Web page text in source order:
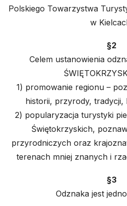
Polskiego Towarzystwa
w
§2
Celem ustanowienia
1) promowanie regionu –
historii, przyrody,
2) popularyzacja turystyki
Świętokrzyskich,
przyrodniczych oraz
terenach mniej znanych i
§3
Odznaka jest